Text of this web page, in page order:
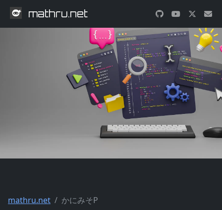
mathru.net
mathru.net かにみそP